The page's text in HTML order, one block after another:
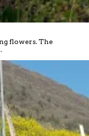
flowers. The